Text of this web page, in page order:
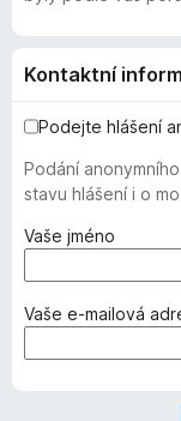
Kontaktní
Podejte hlášení
Podání
stavu hlášení i o
Vaše jméno
y
ž
d
Vaše e-mailová